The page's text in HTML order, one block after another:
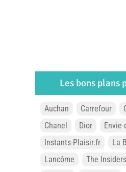
Les bons plans
Auchan Carrefour
Chanel
Dior
Envie
Instants-Plaisir.fr
La
Lancôme
The Insiders